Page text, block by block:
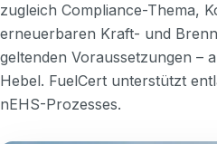
zugleich Compliance-Thema,
erneuerbaren Kraft- und
geltenden Voraussetzungen –
Hebel. FuelCert unterstützt
nEHS-Prozesses.